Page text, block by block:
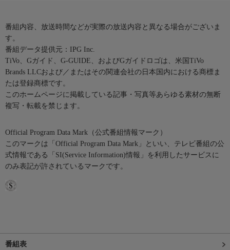
番組内容、放送時間などが実際の放送内容と異なる場合がございま
す。
番組データ提供元：IPG Inc.
TiVo、Gガイド、G-GUIDE、およびGガイドロゴは、米国TiVo
Brands LLCおよび／またはその関連会社の日本国内における商標ま
たは登録商標です。
このホームページに掲載している記事・写真等あらゆる素材の無断
複写・転載を禁じます。
Official Program Data Mark（公式番組情報マーク）
このマークは「Official Program Data Mark」といい、テレビ番組の公
式情報である「SI(Service Information)情報」を利用したサービスに
のみ表記が許されているマークです。
番組表